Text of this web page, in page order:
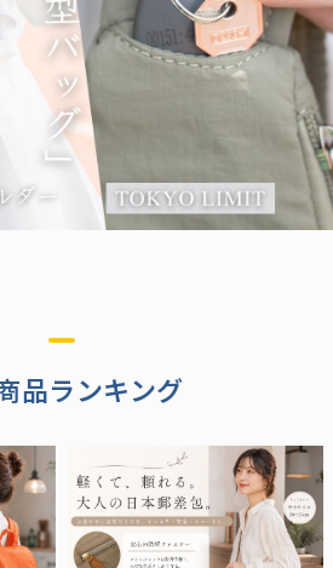
品ランキング